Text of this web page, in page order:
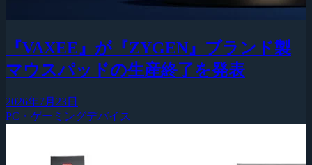
『VAXEE』が『ZYGEN』ブランド製
マウスパッドの生産終了を発表
2026年7月23日
PC・ゲーミングデバイス